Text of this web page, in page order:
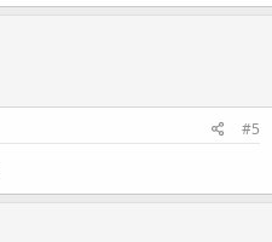
#5